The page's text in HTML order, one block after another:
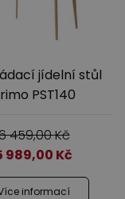
jídelní stůl
PST140
459,00Kč
989,00 Kč
informací